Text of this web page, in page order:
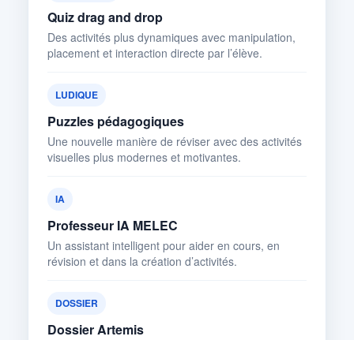
Quiz drag and drop
Des activités plus dynamiques avec manipulation,
placement et interaction directe par l’élève.
LUDIQUE
Puzzles pédagogiques
Une nouvelle manière de réviser avec des activités
visuelles plus modernes et motivantes.
IA
Professeur IA MELEC
Un assistant intelligent pour aider en cours, en
révision et dans la création d’activités.
DOSSIER
Dossier Artemis